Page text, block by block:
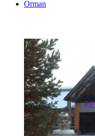
Orman